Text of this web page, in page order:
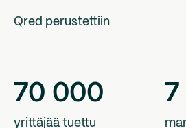
Qred perustettiin
70 000
yrittäjää tuettu
7